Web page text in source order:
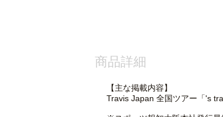
商品詳細
【主な掲載内容】
Travis Japan 全国ツアー「's